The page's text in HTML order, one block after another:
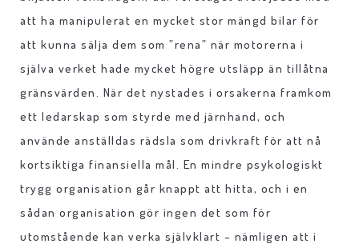
att ha manipulerat en mycket stor mängd bilar för
att kunna sälja dem som ”rena” när motorerna i
själva verket hade mycket högre utsläpp än tillåtna
gränsvärden. När det nystades i orsakerna framkom
ett ledarskap som styrde med järnhand, och
använde anställdas rädsla som drivkraft för att nå
kortsiktiga finansiella mål. En mindre psykologiskt
trygg organisation går knappt att hitta, och i en
sådan organisation gör ingen det som för
utomstående kan verka självklart – nämligen att i